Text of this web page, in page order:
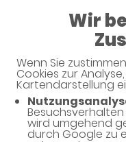
Wir
Wenn Sie
Cookies zur
Kartendarstellung
Besuchsverhalten
wird umgehend
durch Google zu